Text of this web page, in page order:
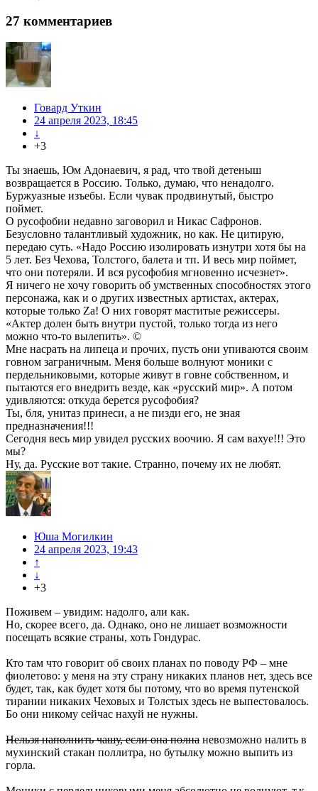
27 комментариев
Говард Уткин
24 апреля 2023, 18:45
↓
+3
Ты знаешь, Юм Адонаевич, я рад, что твой детеныш
возвращается в Россию. Только, думаю, что ненадолго.
Буржуазные изъебы. Если чувак продвинутый, быстро
поймет.
О русофобии недавно заговорил и Никас Сафронов.
Безусловно талантливый художник, но как. Не цитирую,
передаю суть. «Надо Россию изолировать изнутри хотя бы на
5 лет. Без Чехова, Толстого, балета и тп. И весь мир поймет,
что они потеряли. И вся русофобия мгновенно исчезнет».
Я ничего не хочу говорить об умственных способностях этого
персонажа, как и о других известных артистах, актерах,
которые только Za! О них говорят маститые режиссеры.
«Актер долен быть внутри пустой, только тогда из него
можно что-то вылепить». ©
Мне насрать на липеца и прочих, пусть они упиваются своим
говном заграничным. Меня больше волнуют моники с
пердельниковыми, которые живут в говне собственном, и
пытаются его внедрить везде, как «русский мир». А потом
удивляются: откуда берется русофобия?
Ты, бля, унитаз принеси, а не пизди его, не зная
предназначения!!!
Сегодня весь мир увидел русских воочию. Я сам вахуе!!! Это
мы?
Ну, да. Русские вот такие. Странно, почему их не любят.
Юша Могилкин
24 апреля 2023, 19:43
↑
↓
+3
Поживем – увидим: надолго, али как.
Но, скорее всего, да. Однако, оно не лишает возможности
посещать всякие страны, хоть Гондурас.
Кто там что говорит об своих планах по поводу РФ – мне
фиолетово: у меня на эту страну никаких планов нет, здесь все
будет, так, как будет хотя бы потому, что во время путенской
тирании никаких Чеховых и Толстых здесь не выпестовалось.
Бо они никому сейчас нахуй не нужны.
Нельзя наполнить чашу, если она полна невозможно налить в
мухинский стакан поллитра, но бутылку можно выпить из
горла.